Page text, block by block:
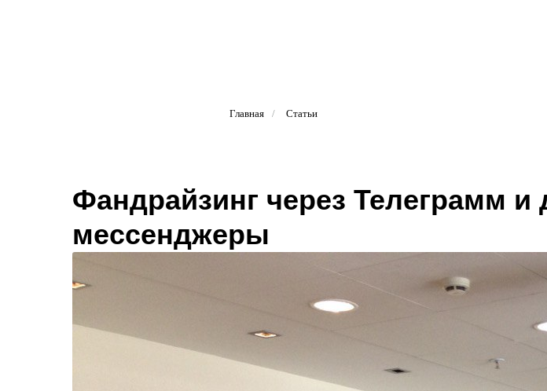
Главная / Статьи
Фандрайзинг через Телеграмм и
мессенджеры